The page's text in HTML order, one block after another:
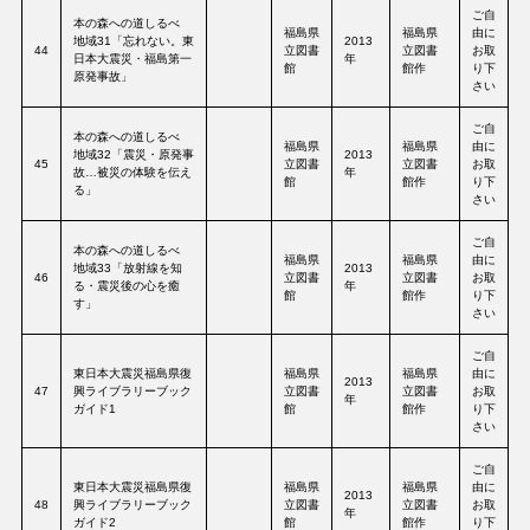
44
本の森への道しるべ
地域31「忘れない。東
日本大震災・福島第一
原発事故」
福島県
立図書
館
2013
年
福島県
立図書
館作
ご自
由に
お取
り下
さい
45
本の森への道しるべ
地域32「震災・原発事
故…被災の体験を伝え
る」
福島県
立図書
館
2013
年
福島県
立図書
館作
ご自
由に
お取
り下
さい
46
本の森への道しるべ
地域33「放射線を知
る・震災後の心を癒
す」
福島県
立図書
館
2013
年
福島県
立図書
館作
ご自
由に
お取
り下
さい
47
東日本大震災福島県復
興ライブラリーブック
ガイド1
福島県
立図書
館
2013
年
福島県
立図書
館作
ご自
由に
お取
り下
さい
48
東日本大震災福島県復
興ライブラリーブック
ガイド2
福島県
立図書
館
2013
年
福島県
立図書
館作
ご自
由に
お取
り下